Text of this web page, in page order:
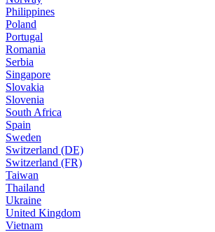
Philippines
Poland
Portugal
Romania
Serbia
Singapore
Slovakia
Slovenia
South Africa
Spain
Sweden
Switzerland (DE)
Switzerland (FR)
Taiwan
Thailand
Ukraine
United Kingdom
Vietnam